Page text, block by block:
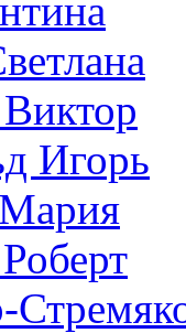
Игорь